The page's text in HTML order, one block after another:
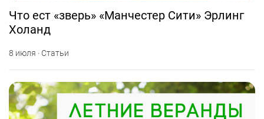
Что ест «зверь» «Манчестер Сити» Эрлинг
Холанд
8 июля · Статьи